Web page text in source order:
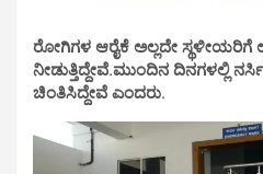
ರೋಗಿಗಳ ಆರೈಕೆ ಅಲ್ಲದೇ
ನೀಡುತ್ತಿದ್ದೇವೆ.ಮುಂದಿನ ದಿನಗಳಲ್ಲಿ
ಚಿಂತಿಸಿದ್ದೇವೆ ಎಂದರು.